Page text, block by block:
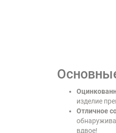
изделие
Отличное
вдвое!